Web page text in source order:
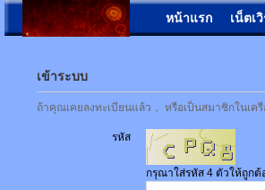
หน้าแรก เน็ตเ
เข้าระบบ
ถ้าคุณเคยลงทะเบียนแล้ว， หรือเป็นสมาชิกในเ
รหัส
กรุณาใส่รหัส 4 ตัวให้ถูก